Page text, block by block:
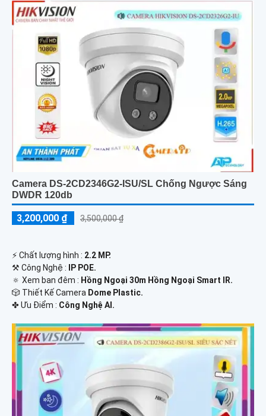
Camera DS-2CD2346G2-ISU/SL Chống Ngược Sáng
DWDR 120db
3,200,000 ₫ 3,500,000 ₫
️⚡ Chất lượng hình : 2.2 MP.
⚒ Công Nghệ :
IP POE.
🔅 Xem ban đêm : Hồng Ngoại 30m Hồng Ngoại Smart IR.
🎲 Thiết Kế Camera Dome Plastic.
️✤ Ưu Điểm : Công Nghệ AI.